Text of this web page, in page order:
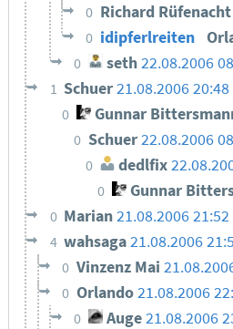
0 Richard
0 idipferlreiten
0 seth22.08.2006
1 Schuer21.08.2006 20:48
0 Gunnar
0 Schuer22.08.2006
0 dedlfix
0 Gunnar
0 Marian21.08.2006 21:52
4 wahsaga21.08.2006
0 Vinzenz Mai
0 Orlando21.08.2006
0 Auge21.08.2006